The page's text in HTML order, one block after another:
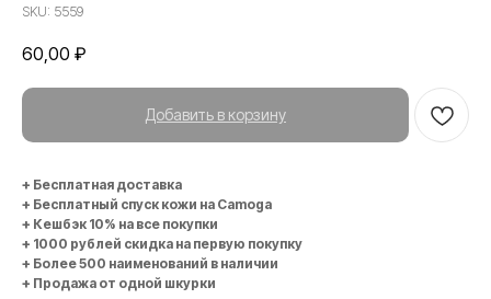
SKU: 5559
60,00 ₽
Добавить в корзину
+ Бесплатная доставка
+ Бесплатный спуск кожи на Camoga
+ Кешбэк 10% на все покупки
+ 1000 рублей скидка на первую покупку
+ Более 500 наименований в наличии
+ Продажа от одной шкурки